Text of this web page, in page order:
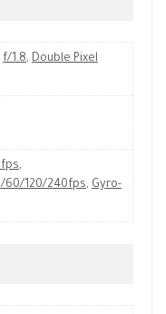
f/1.8, Double Pixel
,
60/120/240fps, Gyro-